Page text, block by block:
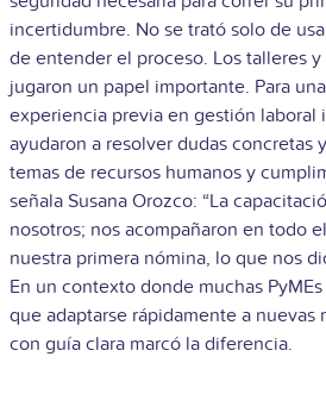
incertidumbre. No se trató solo de
de entender el proceso. Los talleres
jugaron un papel importante. Para
experiencia previa en gestión laboral
ayudaron a resolver dudas concretas
temas de recursos humanos y
señala Susana Orozco: “La
nosotros; nos acompañaron en todo
nuestra primera nómina, lo que nos
En un contexto donde muchas
que adaptarse rápidamente a nuevas
con guía clara marcó la diferencia.